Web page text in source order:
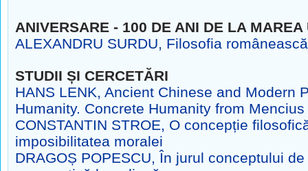
ANIVERSARE - 100 DE ANI DE LA
ALEXANDRU SURDU, Filosofia
STUDII ȘI CERCETĂRI
HANS LENK, Ancient Chinese and Modern
Humanity. Concrete Humanity from
CONSTANTIN STROE, O concepție
imposibilitatea moralei
DRAGOȘ POPESCU, În jurul conceptului